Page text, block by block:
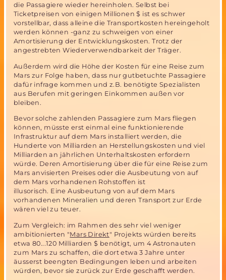
die Passagiere wieder hereinholen. Selbst bei
Ticketpreisen von einigen Millionen $ ist es schwer
vorstellbar, dass alleine die Transportkosten hereingeholt
werden können -ganz zu schweigen von einer
Amortisierung der Entwicklungskosten. Trotz der
angestrebten Wiederverwendbarkeit der Träger.
Außerdem wird die Höhe der Kosten für eine Reise zum
Mars zur Folge haben, dass nur gutbetuchte Passagiere
dafür infrage kommen und z.B. benötigte Spezialisten
aus Berufen mit geringen Einkommen außen vor
bleiben.
Bevor solche zahlenden Passagiere zum Mars fliegen
können, müsste erst einmal eine funktionierende
Infrastruktur auf dem Mars installiert werden, die
Hunderte von Milliarden an Herstellungskosten und viel
Milliarden an jährlichen Unterhaltskosten erfordern
würde. Deren Amortisierung über die für eine Reise zum
Mars anvisierten Preises oder die Ausbeutung von auf
dem Mars vorhandenen Rohstoffen ist
illusorisch. Eine Ausbeutung von auf dem Mars
vorhandenen Mineralien und deren Transport zur Erde
wären viel zu teuer.
Zum Vergleich: im Rahmen des sehr viel weniger
ambitionierten "Mars Direkt" Projekts würden bereits
etwa 80...120 Milliarden $ benötigt, um 4 Astronauten
zum Mars zu schaffen, die dort etwa 3 Jahre unter
äusserst beengten Bedingungen leben und arbeiten
würden, bevor sie zurück zur Erde geschafft werden.